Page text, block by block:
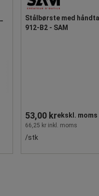
Stålbørste med
912-B2 - SAM
53,00 krekskl. moms
66,25 kr inkl. moms
/stk